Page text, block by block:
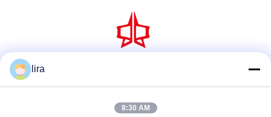
lira
8:30 AM